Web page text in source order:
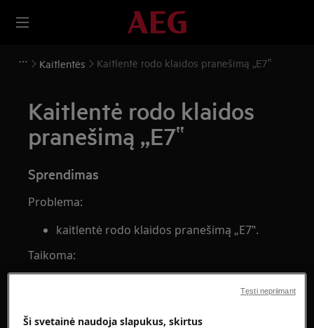
Kaitlentės Kaitlentė rodo klaidos pranešimą „E7‟
Kaitlentė rodo klaidos
pranešimą „E7‟
Sprendimas
Problema:
kaitlentė rodo klaidos pranešimą „E7‟.
Taikoma:
atskirai pastatomoms viryklėms su
indukcinėmis kaitlentėmis.
Ši svetainė naudoja slapukus, skirtus
Tęsti nepriimant